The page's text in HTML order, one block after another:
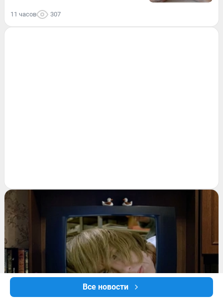
Все новости
11 часов 307